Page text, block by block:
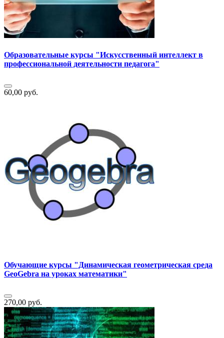
Образовательные курсы "Искусственный интеллект в
профессиональной деятельности педагога"
60,00 руб.
Обучающие курсы "Динамическая геометрическая среда
GeoGebra на уроках математики"
270,00 руб.